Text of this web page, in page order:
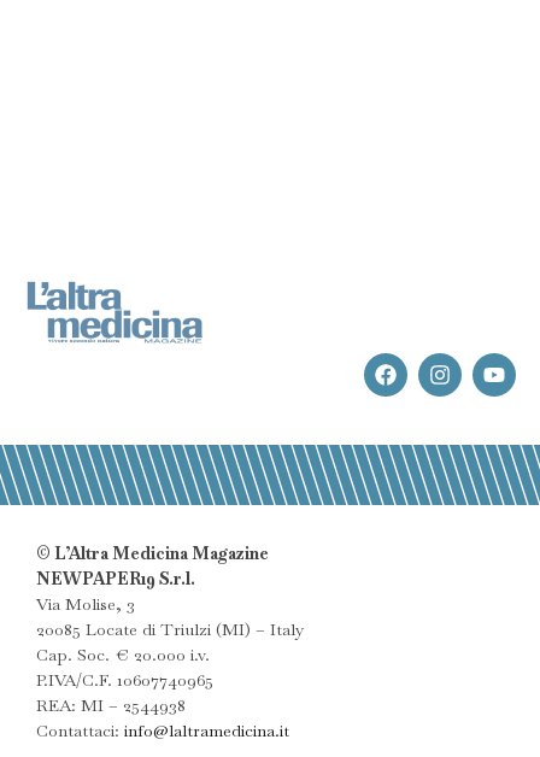
© L’Altra Medicina Magazine
NEWPAPER19 S.r.l.
Via Molise, 3
20085 Locate di Triulzi (MI) – Italy
Cap. Soc. € 20.000 i.v.
P.IVA/C.F. 10607740965
REA: MI – 2544938
Contattaci: info@laltramedicina.it